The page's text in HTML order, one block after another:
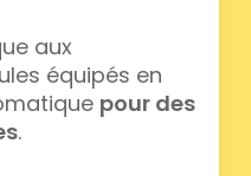
aux
équipés en
pour des
.